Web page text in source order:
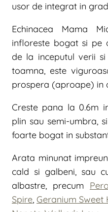
usor de integrat in
Echinacea Mama
infloreste bogat si pe
de la inceputul verii
toamna, este
prospera (aproape) in
Creste pana la 0.6m
plin sau semi-umbra,
foarte bogat in
Arata minunat
cald si galbeni, sau
albastre, precum
Spire, Geranium Sweet